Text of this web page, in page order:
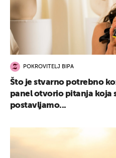
POKROVITELJ BIPA
Što je stvarno potrebno
panel otvorio pitanja koja
postavljamo...